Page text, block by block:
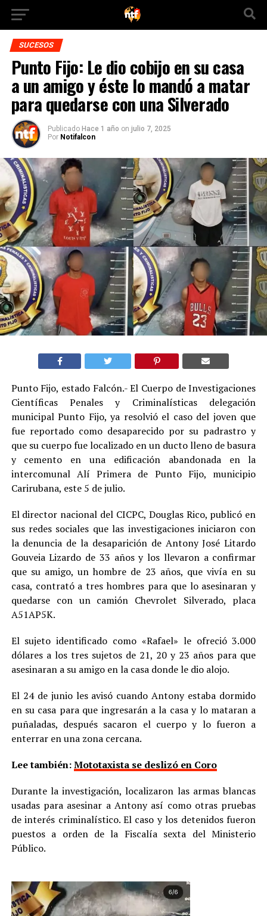
SUCESOS
Punto Fijo: Le dio cobijo en su casa
a un amigo y éste lo mandó a matar
para quedarse con una Silverado
Publicado Hace 1 año on julio 7, 2025
Por Notifalcon
Punto Fijo, estado Falcón.- El Cuerpo de Investigaciones
Científicas Penales y Criminalísticas delegación
municipal Punto Fijo, ya resolvió el caso del joven que
fue reportado como desaparecido por su padrastro y
que su cuerpo fue localizado en un ducto lleno de basura
y cemento en una edificación abandonada en la
intercomunal Alí Primera de Punto Fijo, municipio
Carirubana, este 5 de julio.
El director nacional del CICPC, Douglas Rico, publicó en
sus redes sociales que las investigaciones iniciaron con
la denuncia de la desaparición de Antony José Litardo
Gouveia Lizardo de 33 años y los llevaron a confirmar
que su amigo, un hombre de 23 años, que vivía en su
casa, contrató a tres hombres para que lo asesinaran y
quedarse con un camión Chevrolet Silverado, placa
A51AP5K.
El sujeto identificado como «Rafael» le ofreció 3.000
dólares a los tres sujetos de 21, 20 y 23 años para que
asesinaran a su amigo en la casa donde le dio alojo.
El 24 de junio les avisó cuando Antony estaba dormido
en su casa para que ingresarán a la casa y lo mataran a
puñaladas, después sacaron el cuerpo y lo fueron a
enterrar en una zona cercana.
Lee también:Mototaxista se deslizó en Coro
Durante la investigación, localizaron las armas blancas
usadas para asesinar a Antony así como otras pruebas
de interés criminalístico. El caso y los detenidos fueron
puestos a orden de la Fiscalía sexta del Ministerio
Público.